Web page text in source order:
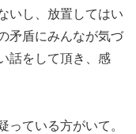
いし、放置してはい
矛盾にみんなが気づ
話をして頂き、感
っている方がいて。